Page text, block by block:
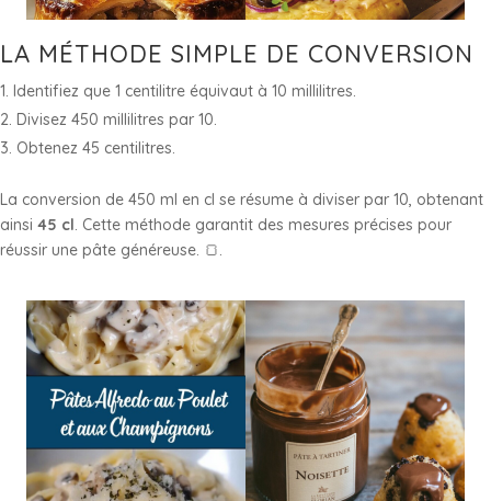
LA MÉTHODE SIMPLE DE CONVERSION
Identifiez que 1 centilitre équivaut à 10 millilitres.
Divisez 450 millilitres par 10.
Obtenez 45 centilitres.
La conversion de 450 ml en cl se résume à diviser par 10, obtenant
ainsi 45 cl. Cette méthode garantit des mesures précises pour
réussir une pâte généreuse. 🍞.